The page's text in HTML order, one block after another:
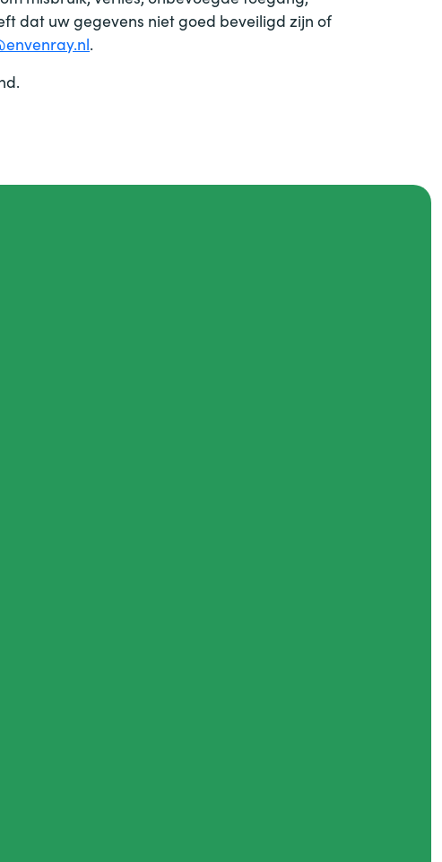
dat uw gegevens niet goed beveiligd zijn of
.